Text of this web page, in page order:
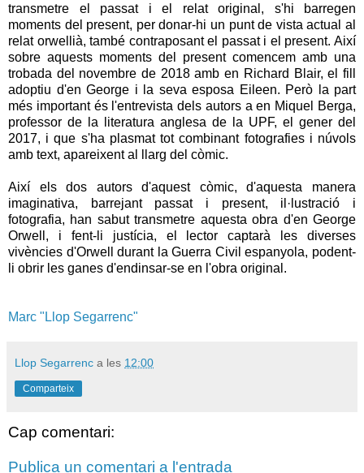
transmetre el passat i el relat original, s'hi barregen
moments del present, per donar-hi un punt de vista actual al
relat orwellià, també contraposant el passat i el present. Així
sobre aquests moments del present comencem amb una
trobada del novembre de 2018 amb en Richard Blair, el fill
adoptiu d'en George i la seva esposa Eileen. Però la part
més important és l'entrevista dels autors a en Miquel Berga,
professor de la literatura anglesa de la UPF, el gener del
2017, i que s'ha plasmat tot combinant fotografies i núvols
amb text, apareixent al llarg del còmic.
Així els dos autors d'aquest còmic, d'aquesta manera
imaginativa, barrejant passat i present, il·lustració i
fotografia, han sabut transmetre aquesta obra d'en George
Orwell, i fent-li justícia, el lector captarà les diverses
vivències d'Orwell durant la Guerra Civil espanyola, podent-
li obrir les ganes d'endinsar-se en l'obra original.
Marc "Llop Segarrenc"
Llop Segarrenc a les 12:00
Comparteix
Cap comentari:
Publica un comentari a l'entrada